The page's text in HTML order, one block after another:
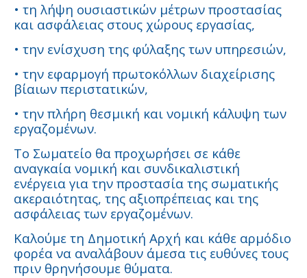
• τη λήψη ουσιαστικών μέτρων προστασίας
και ασφάλειας στους χώρους εργασίας,
• την ενίσχυση της φύλαξης των υπηρεσιών,
• την εφαρμογή πρωτοκόλλων διαχείρισης
βίαιων περιστατικών,
• την πλήρη θεσμική και νομική κάλυψη των
εργαζομένων.
Το Σωματείο θα προχωρήσει σε κάθε
αναγκαία νομική και συνδικαλιστική
ενέργεια για την προστασία της σωματικής
ακεραιότητας, της αξιοπρέπειας και της
ασφάλειας των εργαζομένων.
Καλούμε τη Δημοτική Αρχή και κάθε αρμόδιο
φορέα να αναλάβουν άμεσα τις ευθύνες τους
πριν θρηνήσουμε θύματα.